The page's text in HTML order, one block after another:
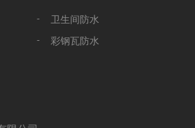
卫生间防水
彩钢瓦防水